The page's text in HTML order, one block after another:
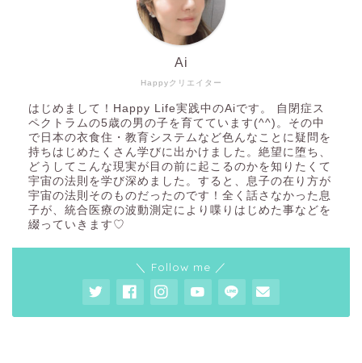
Happyクリエイター
Ai
はじめまして！Happy Life実践中のAiです。 自閉症ス
ペクトラムの5歳の男の子を育てています(^^)。その中
で日本の衣食住・教育システムなど色んなことに疑問を
持ちはじめたくさん学びに出かけました。絶望に堕ち、
どうしてこんな現実が目の前に起こるのかを知りたくて
宇宙の法則を学び深めました。すると、息子の在り方が
宇宙の法則そのものだったのです！全く話さなかった息
子が、統合医療の波動測定により喋りはじめた事などを
綴っていきます♡
＼ Follow me ／